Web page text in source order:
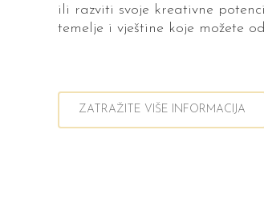
ili razviti svoje kreativne
temelje i vještine koje možete
ZATRAŽITE VIŠE INFORMACIJA